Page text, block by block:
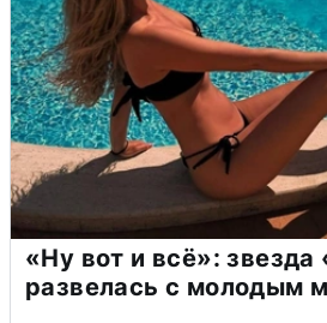
«Ну вот и всё»:
развелась с молодым